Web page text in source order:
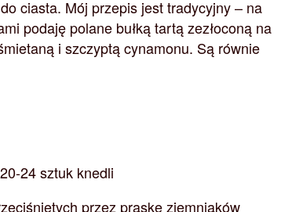
ciasta. Mój przepis jest tradycyjny – na
podaję polane bułką tartą zezłoconą na
i szczyptą cynamonu. Są równie
24 sztuk knedli
przez praskę ziemniaków